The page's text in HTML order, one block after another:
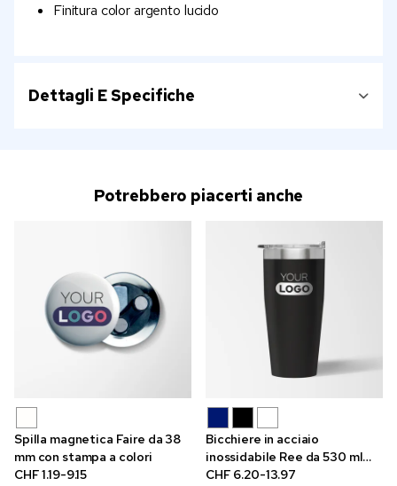
Finitura color argento lucido
Dettagli E Specifiche
Potrebbero piacerti anche
Spilla magnetica Faire da 38
mm con stampa a colori
CHF 1.19-9.15
Bicchiere in acciaio
inossidabile Ree da 530 ml
con incisione
CHF 6.20-13.97